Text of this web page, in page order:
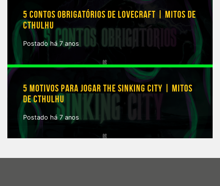
5 CONTOS OBRIGATÓRIOS DE LOVECRAFT | MITOS DE
CTHULHU
Postado há 7 anos
5 MOTIVOS PARA JOGAR THE SINKING CITY | MITOS
DE CTHULHU
Postado há 7 anos